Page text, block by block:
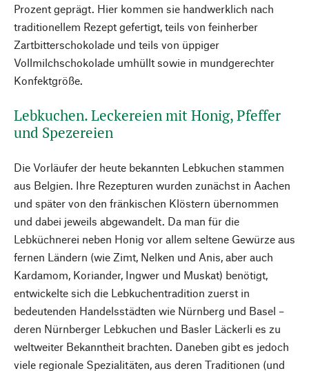
Prozent geprägt. Hier kommen sie handwerklich nach
traditionellem Rezept gefertigt, teils von feinherber
Zartbitterschokolade und teils von üppiger
Vollmilchschokolade umhüllt sowie in mundgerechter
Konfektgröße.
Lebkuchen. Leckereien mit Honig, Pfeffer
und Spezereien
Die Vorläufer der heute bekannten Lebkuchen stammen
aus Belgien. Ihre Rezepturen wurden zunächst in Aachen
und später von den fränkischen Klöstern übernommen
und dabei jeweils abgewandelt. Da man für die
Lebküchnerei neben Honig vor allem seltene Gewürze aus
fernen Ländern (wie Zimt, Nelken und Anis, aber auch
Kardamom, Koriander, Ingwer und Muskat) benötigt,
entwickelte sich die Lebkuchentradition zuerst in
bedeutenden Handelsstädten wie Nürnberg und Basel –
deren Nürnberger Lebkuchen und Basler Läckerli es zu
weltweiter Bekanntheit brachten. Daneben gibt es jedoch
viele regionale Spezialitäten, aus deren Traditionen (und